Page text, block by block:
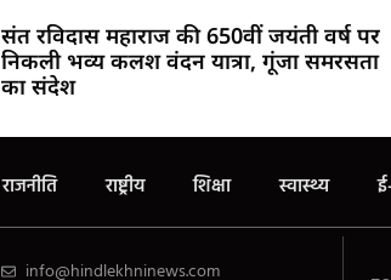
संत रविदास महाराज की 650वीं जयंती वर्ष पर
निकली भव्य कलश वंदन यात्रा, गूंजा समरसता
का संदेश
राजनीति राष्ट्रीय शिक्षा स्वास्थ्य
info@hindlekhninews.com